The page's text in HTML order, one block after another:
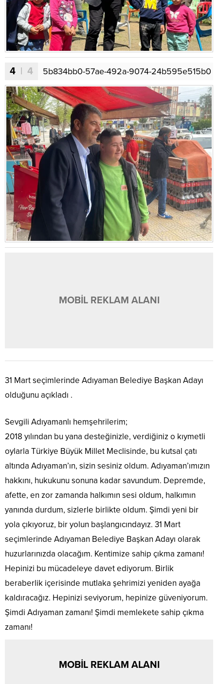
4 | 4 5b834bb0-57ae-492a-9074-24b595e515b0
MOBİL REKLAM ALANI
31 Mart seçimlerinde Adıyaman Belediye Başkan Adayı
olduğunu açıkladı .
Sevgili Adıyamanlı hemşehrilerim;
2018 yılından bu yana desteğinizle, verdiğiniz o kıymetli
oylarla Türkiye Büyük Millet Meclisinde, bu kutsal çatı
altında Adıyaman’ın, sizin sesiniz oldum. Adıyaman’ımızın
hakkını, hukukunu sonuna kadar savundum. Depremde,
afette, en zor zamanda halkımın sesi oldum, halkımın
yanında durdum, sizlerle birlikte oldum. Şimdi yeni bir
yola çıkıyoruz, bir yolun başlangıcındayız. 31 Mart
seçimlerinde Adıyaman Belediye Başkan Adayı olarak
huzurlarınızda olacağım. Kentimize sahip çıkma zamanı!
Hepinizi bu mücadeleye davet ediyorum. Birlik
beraberlik içerisinde mutlaka şehrimizi yeniden ayağa
kaldıracağız. Hepinizi seviyorum, hepinize güveniyorum.
Şimdi Adıyaman zamanı! Şimdi memlekete sahip çıkma
zamanı!
MOBİL REKLAM ALANI